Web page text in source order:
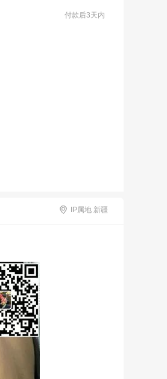
付款后3天内
IP属地 新疆